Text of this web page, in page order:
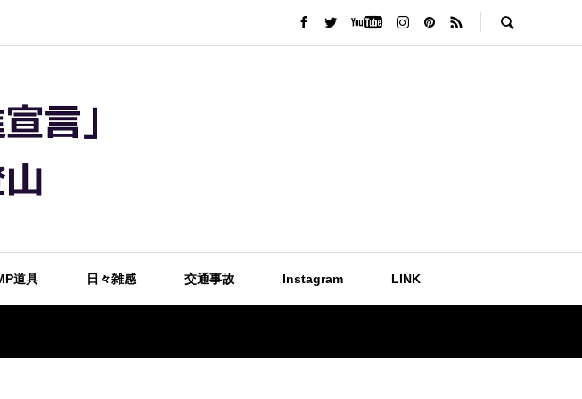
道具 日々雑感 交通事故 Instagram LINK